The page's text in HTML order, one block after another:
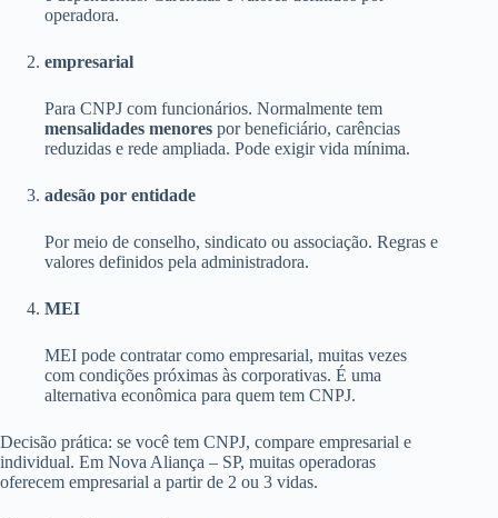
operadora.
empresarial
Para CNPJ com funcionários. Normalmente tem
mensalidades menores por beneficiário, carências
reduzidas e rede ampliada. Pode exigir vida mínima.
adesão por entidade
Por meio de conselho, sindicato ou associação. Regras e
valores definidos pela administradora.
MEI
MEI pode contratar como empresarial, muitas vezes
com condições próximas às corporativas. É uma
alternativa econômica para quem tem CNPJ.
Decisão prática: se você tem CNPJ, compare empresarial e
individual. Em Nova Aliança – SP, muitas operadoras
oferecem empresarial a partir de 2 ou 3 vidas.